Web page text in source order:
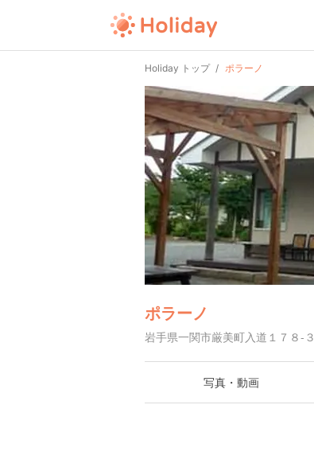
Holiday トップ ポラーノ
ポラーノ
岩手県一関市厳美町入道１７８-３
写真・動画